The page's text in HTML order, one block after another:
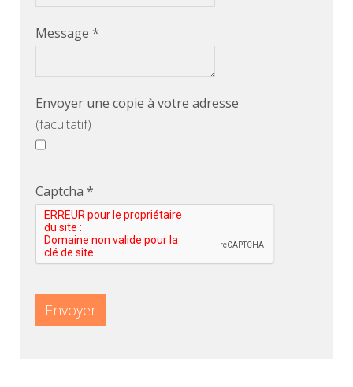
Message *
Envoyer une copie à votre adresse
(facultatif)
Captcha *
Envoyer